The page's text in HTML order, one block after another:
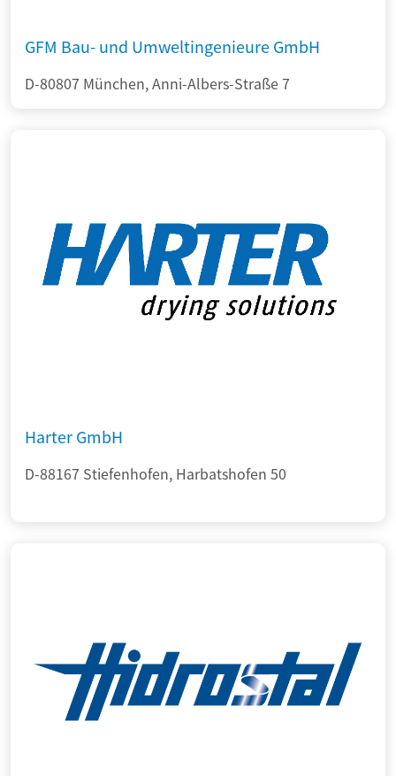
GFM Bau- und Umweltingenieure GmbH
D-80807 München, Anni-Albers-Straße 7
Harter GmbH
D-88167 Stiefenhofen, Harbatshofen 50